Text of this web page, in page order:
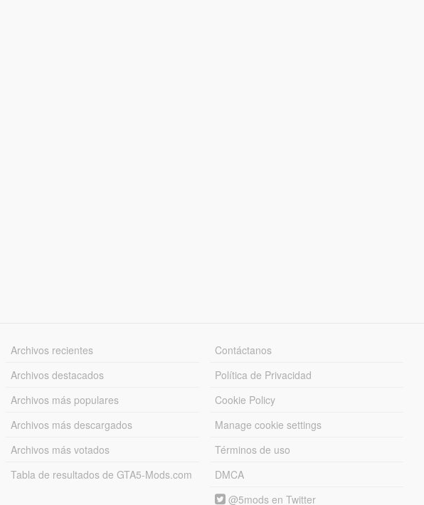
Archivos recientes
Archivos destacados
Archivos más populares
Archivos más descargados
Archivos más votados
Tabla de resultados de GTA5-Mods.com
Contáctanos
Política de Privacidad
Cookie Policy
Manage cookie settings
Términos de uso
DMCA
@5mods en Twitter